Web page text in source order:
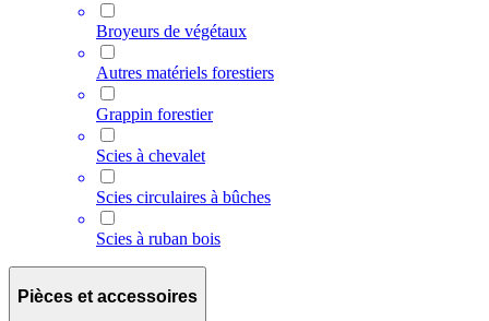
Broyeurs de végétaux
Autres matériels forestiers
Grappin forestier
Scies à chevalet
Scies circulaires à bûches
Scies à ruban bois
Pièces et accessoires